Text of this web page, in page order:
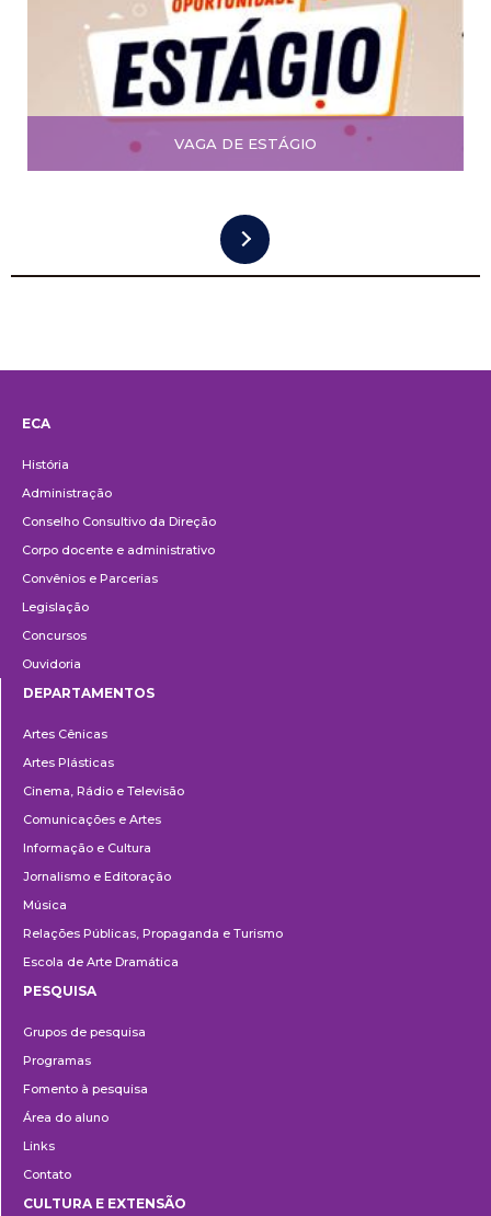
VAGA DE ESTÁGIO
ECA
História
Administração
Conselho Consultivo da Direção
Corpo docente e administrativo
Convênios e Parcerias
Legislação
Concursos
Ouvidoria
DEPARTAMENTOS
Artes Cênicas
Artes Plásticas
Cinema, Rádio e Televisão
Comunicações e Artes
Informação e Cultura
Jornalismo e Editoração
Música
Relações Públicas, Propaganda e Turismo
Escola de Arte Dramática
PESQUISA
Grupos de pesquisa
Programas
Fomento à pesquisa
Área do aluno
Links
Contato
CULTURA E EXTENSÃO